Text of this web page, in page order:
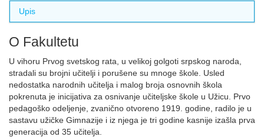
Upis
O Fakultetu
U vihoru Prvog svetskog rata, u velikoj golgoti srpskog naroda,
stradali su brojni učitelji i porušene su mnoge škole. Usled
nedostatka narodnih učitelja i malog broja osnovnih škola
pokrenuta je inicijativa za osnivanje učiteljske škole u Užicu. Prvo
pedagoško odeljenje, zvanično otvoreno 1919. godine, radilo je u
sastavu užičke Gimnazije i iz njega je tri godine kasnije izašla prva
generacija od 35 učitelja.